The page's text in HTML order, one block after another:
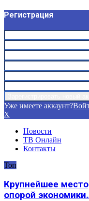
Регистрация
Уже имеете аккаунт?
X
Новости
ТВ Онлайн
Контакты
Топ
Крупнейшее
опорой